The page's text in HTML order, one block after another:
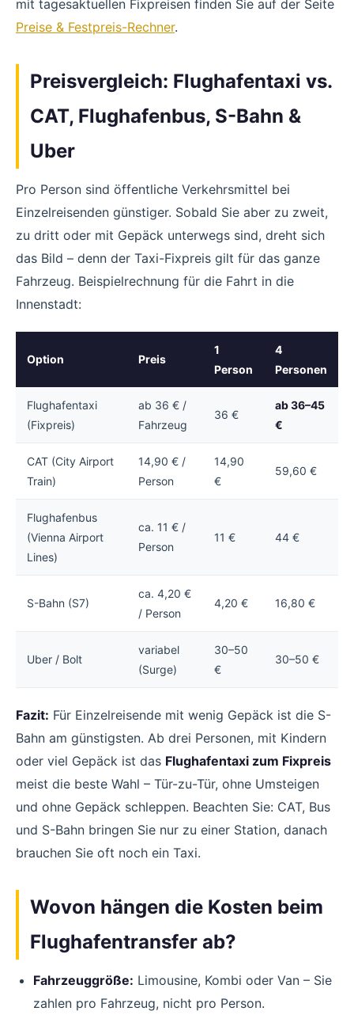
mit tagesaktuellen Fixpreisen finden Sie auf der Seite
Preise & Festpreis-Rechner.
Preisvergleich: Flughafentaxi vs.
CAT, Flughafenbus, S-Bahn &
Uber
Pro Person sind öffentliche Verkehrsmittel bei
Einzelreisenden günstiger. Sobald Sie aber zu zweit,
zu dritt oder mit Gepäck unterwegs sind, dreht sich
das Bild – denn der Taxi-Fixpreis gilt für das ganze
Fahrzeug. Beispielrechnung für die Fahrt in die
Innenstadt:
Option Preis
1
Person
4
Personen
Flughafentaxi
(Fixpreis)
ab 36 € /
Fahrzeug
36 €
ab 36–45
€
CAT (City Airport
Train)
14,90 € /
Person
14,90
€
59,60 €
Flughafenbus
(Vienna Airport
Lines)
ca. 11 € /
Person
11 € 44 €
S-Bahn (S7)
ca. 4,20 €
/ Person
4,20 € 16,80 €
Uber / Bolt
variabel
(Surge)
30–50
€
30–50 €
Fazit: Für Einzelreisende mit wenig Gepäck ist die S-
Bahn am günstigsten. Ab drei Personen, mit Kindern
oder viel Gepäck ist das Flughafentaxi zum Fixpreis
meist die beste Wahl – Tür-zu-Tür, ohne Umsteigen
und ohne Gepäck schleppen. Beachten Sie: CAT, Bus
und S-Bahn bringen Sie nur zu einer Station, danach
brauchen Sie oft noch ein Taxi.
Wovon hängen die Kosten beim
Flughafentransfer ab?
Fahrzeuggröße: Limousine, Kombi oder Van – Sie
zahlen pro Fahrzeug, nicht pro Person.